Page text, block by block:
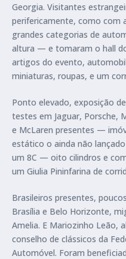
Georgia. Visitantes
perifericamente, como com
grandes categorias de
altura — e tomaram o hall
artigos do evento,
miniaturas, roupas, e um
Ponto elevado, exposição
testes em Jaguar, Porsche,
e McLaren presentes —
estático o ainda não
um 8C — oito cilindros e
um Giulia Pininfarina de
Brasileiros presentes,
Brasília e Belo Horizonte,
Amelia. E Mariozinho Leão,
conselho de clássicos da
Automóvel. Foram